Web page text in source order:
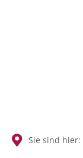
Sie sind hier: